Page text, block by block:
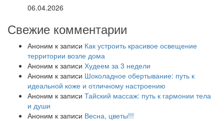
06.04.2026
Свежие комментарии
Аноним к записи Как устроить красивое освещение
территории возле дома
Аноним к записи Худеем за 3 недели
Аноним к записи Шоколадное обертывание: путь к
идеальной коже и отличному настроению
Аноним к записи Тайский массаж: путь к гармонии тела
и души
Аноним к записи Весна, цветы!!!